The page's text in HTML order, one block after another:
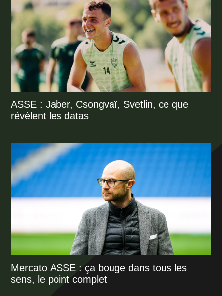
ASSE : Jaber, Csongvaï, Svetlin, ce que
révèlent les datas
Mercato ASSE : ça bouge dans tous les
sens, le point complet